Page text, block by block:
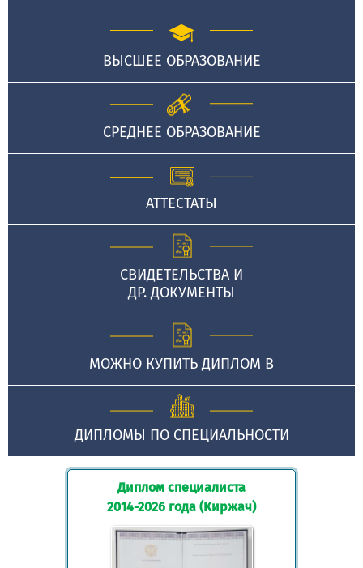
ВЫСШЕЕ ОБРАЗОВАНИЕ
СРЕДНЕЕ ОБРАЗОВАНИЕ
АТТЕСТАТЫ
СВИДЕТЕЛЬСТВА И
ДР. ДОКУМЕНТЫ
МОЖНО КУПИТЬ ДИПЛОМ В
ДИПЛОМЫ ПО СПЕЦИАЛЬНОСТИ
Диплом специалиста
2014-2026 года (Киржач)